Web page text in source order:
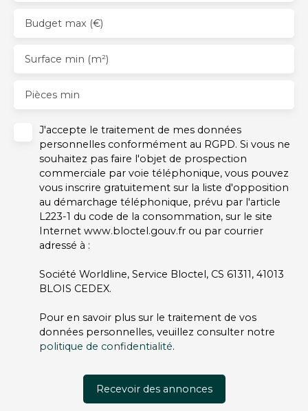
Budget max (€)
Surface min (m²)
Pièces min
J'accepte le traitement de mes données
personnelles conformément au RGPD. Si vous ne
souhaitez pas faire l'objet de prospection
commerciale par voie téléphonique, vous pouvez
vous inscrire gratuitement sur la liste d'opposition
au démarchage téléphonique, prévu par l'article
L223-1 du code de la consommation, sur le site
Internet www.bloctel.gouv.fr ou par courrier
adressé à :
Société Worldline, Service Bloctel, CS 61311, 41013
BLOIS CEDEX.
Pour en savoir plus sur le traitement de vos
données personnelles, veuillez consulter notre
politique de confidentialité.
Recevoir des annonces